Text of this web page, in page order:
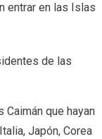
entrar en las Islas
de las
que hayan
Japón, Corea